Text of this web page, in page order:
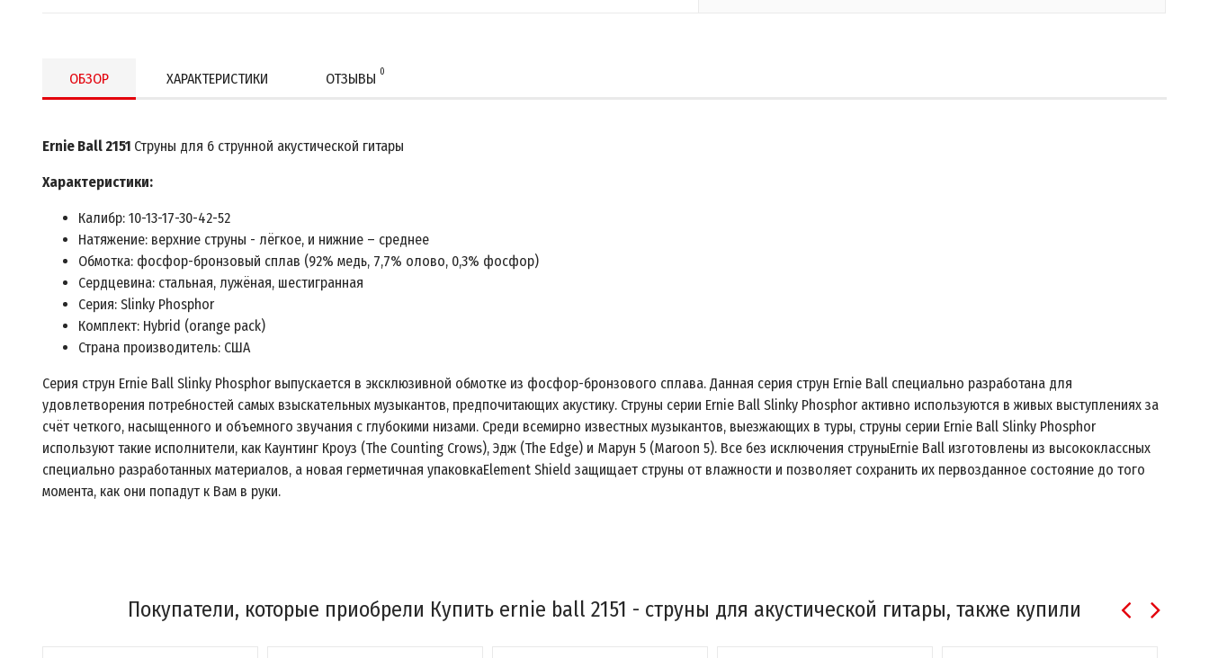
ОБЗОР ХАРАКТЕРИСТИКИ ОТЗЫВЫ 0
Ernie Ball 2151 Струны для 6 струнной акустической гитары
Характеристики:
Калибр: 10-13-17-30-42-52
Натяжение: верхние струны - лёгкое, и нижние – среднее
Обмотка: фосфор-бронзовый сплав (92% медь, 7,7% олово, 0,3% фосфор)
Сердцевина: стальная, лужёная, шестигранная
Серия: Slinky Phosphor
Комплект: Hybrid (orange pack)
Страна производитель: США
Серия струн Ernie Ball Slinky Phosphor выпускается в эксклюзивной обмотке из фосфор-бронзового сплава. Данная серия струн Ernie Ball специально разработана для
удовлетворения потребностей самых взыскательных музыкантов, предпочитающих акустику. Струны серии Ernie Ball Slinky Phosphor активно используются в живых выступлениях за
счёт четкого, насыщенного и объемного звучания с глубокими низами. Среди всемирно известных музыкантов, выезжающих в туры, струны серии Ernie Ball Slinky Phosphor
используют такие исполнители, как Каунтинг Кроуз (The Counting Crows), Эдж (The Edge) и Марун 5 (Maroon 5). Все без исключения струныErnie Ball изготовлены из высококлассных
специально разработанных материалов, а новая герметичная упаковкаElement Shield защищает струны от влажности и позволяет сохранить их первозданное состояние до того
момента, как они попадут к Вам в руки.
Покупатели, которые приобрели Купить ernie ball 2151 - струны для акустической гитары, также купили